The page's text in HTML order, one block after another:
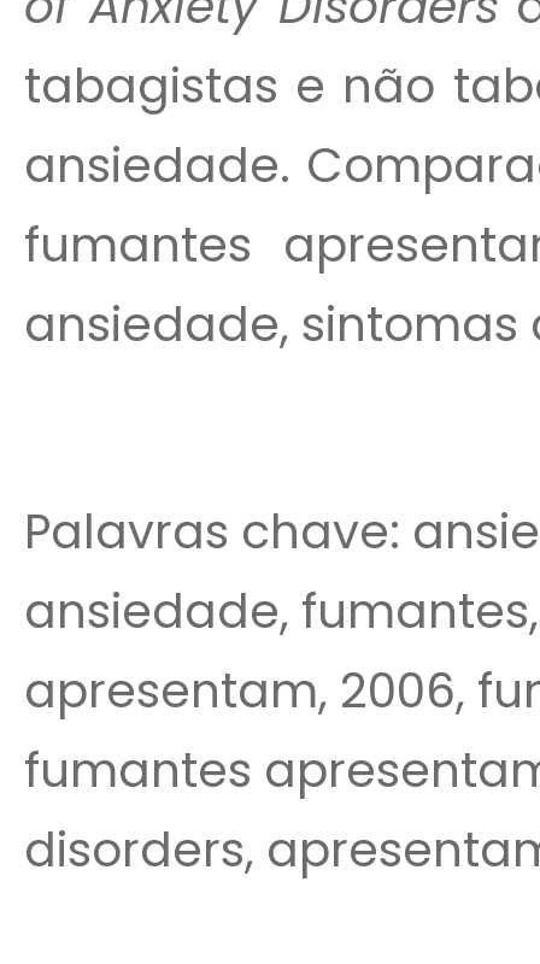
tabagistas e não
ansiedade.
fumantes
ansiedade, sintomas
Palavras chave:
ansiedade,
apresentam, 2006,
fumantes
disorders,